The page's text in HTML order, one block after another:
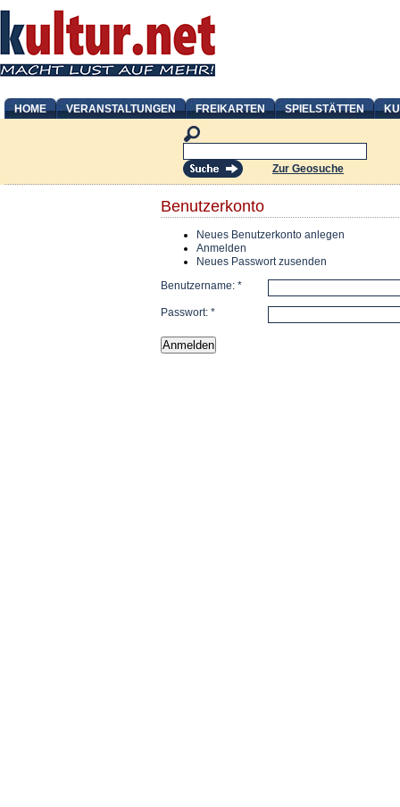
HOME VERANSTALTUNGEN FREIKARTEN SPIELSTÄTTEN
Zur Geosuche
Benutzerkonto
Neues Benutzerkonto anlegen
Anmelden
Neues Passwort zusenden
Benutzername: *
Passwort: *